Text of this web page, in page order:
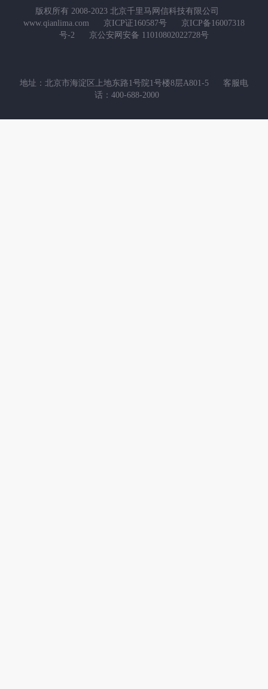
版权所有 2008-2023 北京千里马网信科技有限公司
www.qianlima.com
京ICP证160587号
京ICP备16007318
号-2
京公安网安备 11010802022728号
地址：北京市海淀区上地东路1号院1号楼8层A801-5
客服电
话：400-688-2000